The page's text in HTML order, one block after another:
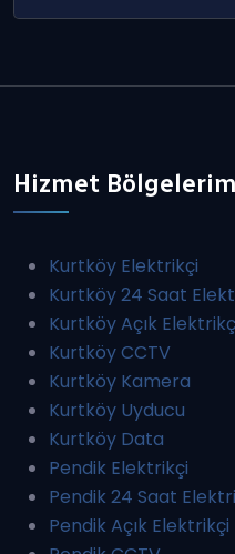
Hizmet
Kurtköy Elektrikçi
Kurtköy 24 Saat
Kurtköy Açık
Kurtköy CCTV
Kurtköy Kamera
Kurtköy Uyducu
Kurtköy Data
Pendik Elektrikçi
Pendik 24 Saat
Pendik Açık Elektrikçi